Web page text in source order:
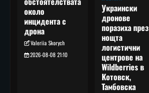
около
инцидента с
дрона
Valeriia Skorych
2026-08-08 21:10
Украински
дронове
поразиха през
нощта
логистични
центрове на
Wildberries в
Котовск,
Тамбовска